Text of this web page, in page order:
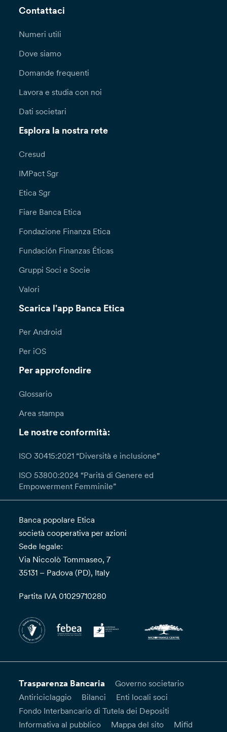
Contattaci
Numeri utili
Dove siamo
Domande frequenti
Lavora e studia con noi
Dati societari
Esplora la nostra rete
Cresud
IMPact Sgr
Etica Sgr
Fiare Banca Etica
Fondazione Finanza Etica
Fundación Finanzas Éticas
Gruppi Soci e Socie
Valori
Scarica l'app Banca Etica
Per Android
Per iOS
Per approfondire
Glossario
Area stampa
Le nostre conformità:
ISO 30415:2021 “Diversità e inclusione”
ISO 53800:2024 “Parità di Genere ed
Empowerment Femminile”
Banca popolare Etica
società cooperativa per azioni
Sede legale:
Via Niccolò Tommaseo, 7
35131 – Padova (PD), Italy
Partita IVA 01029710280
Trasparenza Bancaria
Governo societario
Antiriciclaggio
Bilanci
Enti locali soci
Fondo Interbancario di Tutela dei Depositi
Informativa al pubblico
Mappa del sito Mifid